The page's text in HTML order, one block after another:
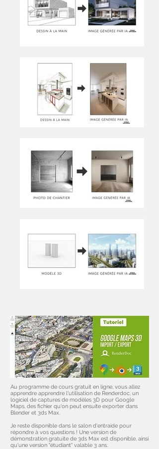
Au programme de cours gratuit en ligne, vous allez
apprendre apprendre l'utilisation de Renderdoc, un
logiciel de captures de modèles 3D pour Google
Maps, des fichier qu'on peut ensuite exporter dans
Blender et 3ds Max.
Je reste disponible dans le salon d'entraide pour
répondre à vos questions ! Une version de
démonstration gratuite de 3ds Max est disponible, ainsi
qu'une version "étudiant" valable 3 ans.